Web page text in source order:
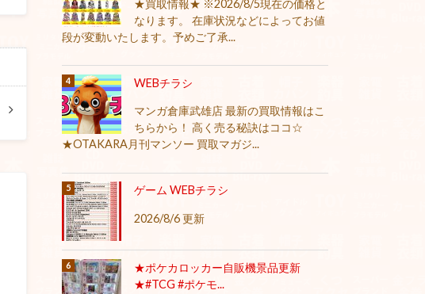
★買取情報★ ※2026/8/5現在の価格と
なります。 在庫状況などによってお値
段が変動いたします。予めご了承...
WEBチラシ
マンガ倉庫武雄店 最新の買取情報はこ
ちらから！ 高く売る秘訣はココ☆
★OTAKARA月刊マンソー 買取マガジ...
ゲーム WEBチラシ
2026/8/6 更新
★ポケカロッカー自販機景品更新
★#TCG #ポケモ...